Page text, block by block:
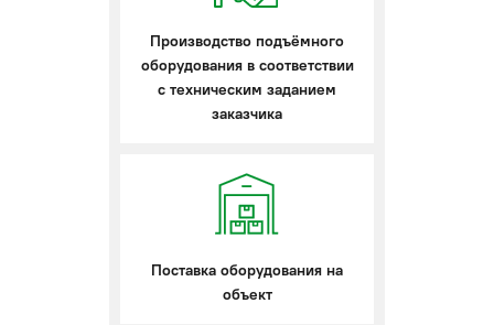
Производство подъёмного
оборудования в соответствии
с техническим заданием
заказчика
Поставка оборудования на
объект